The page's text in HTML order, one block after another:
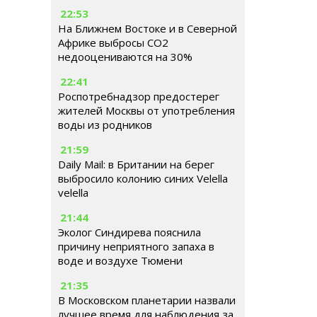
22:53
На Ближнем Востоке и в Северной
Африке выбросы CO2
недооцениваются на 30%
22:41
Роспотребнадзор предостерег
жителей Москвы от употребления
воды из родников
21:59
Daily Mail: в Британии на берег
выбросило колонию синих Velella
velella
21:44
Эколог Синдирева пояснила
причину неприятного запаха в
воде и воздухе Тюмени
21:35
В Московском планетарии назвали
лучшее время для наблюдения за